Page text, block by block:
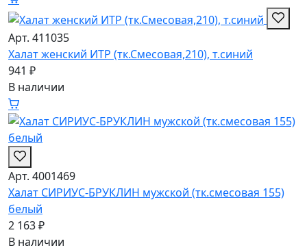
Арт. 411035
Халат женский ИТР (тк.Смесовая,210), т.синий
941 ₽
В наличии
Арт. 4001469
Халат СИРИУС-БРУКЛИН мужской (тк.смесовая 155)
белый
2 163 ₽
В наличии